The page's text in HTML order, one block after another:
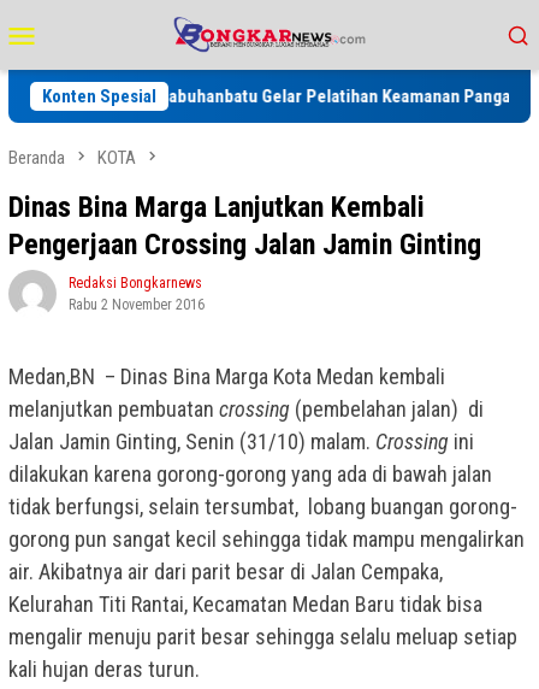
ke
kontenMobile
Konten Spesial
Dinkes Labuhanbatu Gelar Pelatihan Keamanan Pangan, Perkuat
Beranda KOTA
Dinas Bina Marga Lanjutkan Kembali
Pengerjaan Crossing Jalan Jamin Ginting
Redaksi Bongkarnews
Rabu 2 November 2016
Medan,BN – Dinas Bina Marga Kota Medan kembali
melanjutkan pembuatan crossing (pembelahan jalan) di
Jalan Jamin Ginting, Senin (31/10) malam. Crossing ini
dilakukan karena gorong-gorong yang ada di bawah jalan
tidak berfungsi, selain tersumbat, lobang buangan gorong-
gorong pun sangat kecil sehingga tidak mampu mengalirkan
air. Akibatnya air dari parit besar di Jalan Cempaka,
Kelurahan Titi Rantai, Kecamatan Medan Baru tidak bisa
mengalir menuju parit besar sehingga selalu meluap setiap
kali hujan deras turun.